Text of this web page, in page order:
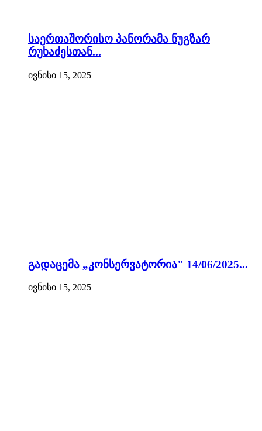
საერთაშორისო პანორამა ნუგზარ
რუხაძესთან...
ივნისი 15, 2025
გადაცემა „კონსერვატორია" 14/06/2025...
ივნისი 15, 2025